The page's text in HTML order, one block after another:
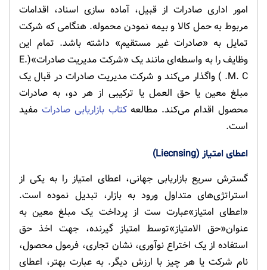
امور اداری صادرات از قبیل، آماده سازی اسناد، اقدامات
مربوط به حمل کالا و بیمه نمودن محموله. هنگامی که شرکت
تمایل به «صادرات غیر مستقیم» داشته باشد. تمام این
وظایف را به واسطه‌ای مانند یک «شرکت مدیریت صادرات»(E.
M. C. ) واگذار می‌کند و شرکت مدیریت صادرات در قبال یک
مبلغ معین یا حق العمل یا ترکیبی از هر دو، به صادرات
محصول اقدام می‌کند. مطالعهکتاب بازاریابی صادرات مفید
است.
اعطای امتیاز (Liecnsing)
گسترش سریع بازاریابی جهانی، اعطای امتیاز را به یکی از
استراتژی‌های متداول ورود به بازار، تبدیل نموده است.
«اعطای امتیاز»عبارت ست از پرداخت یک مبلغ معین به
عنوان«حق الامتیاز»توسط امتیاز گیرنده، جهت اخذ حق
استفاده از یک اختراع نوآوری، نشان تجاری، فرمول محصول،
نام شرکت یا هر چیز با ارزش دیگر. به عبارت بهتر، اعطای